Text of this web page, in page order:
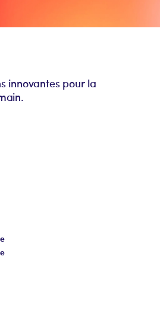
innovantes pour la